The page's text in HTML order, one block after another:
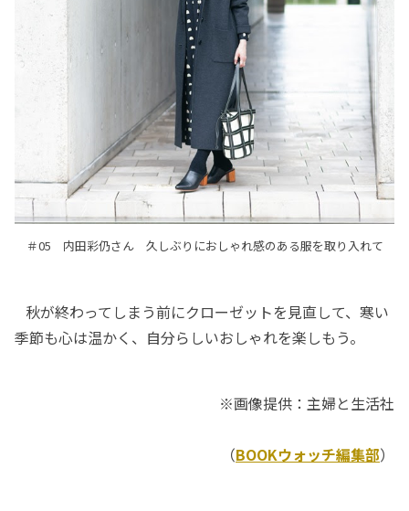
＃05 内田彩仍さん 久しぶりにおしゃれ感のある服を取り入れて
秋が終わってしまう前にクローゼットを見直して、寒い
季節も心は温かく、自分らしいおしゃれを楽しもう。
※画像提供：主婦と生活社
（BOOKウォッチ編集部）